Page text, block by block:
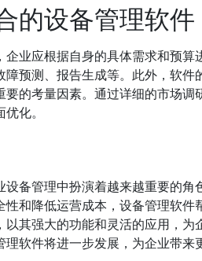
的设备管理软件
业应根据自身的具体需求和预算
障预测、报告生成等。此外，软
要的考量因素。通过详细的市场
化。
设备管理中扮演着越来越重要的
性和降低运营成本，设备管理软
以其强大的功能和灵活的应用，
软件将进一步发展，为企业带来